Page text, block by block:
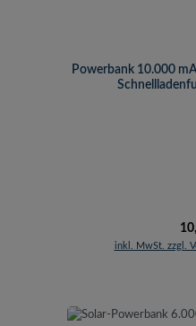
Powerbank 10.000
inkl. MwSt. zzgl.